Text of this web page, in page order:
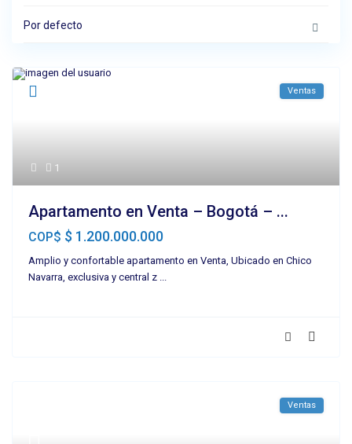
Por defecto
1
Ventas
Apartamento en Venta – Bogotá – ...
COP$ $ 1.200.000.000
Amplio y confortable apartamento en Venta, Ubicado en Chico
Navarra, exclusiva y central z ...
Ventas